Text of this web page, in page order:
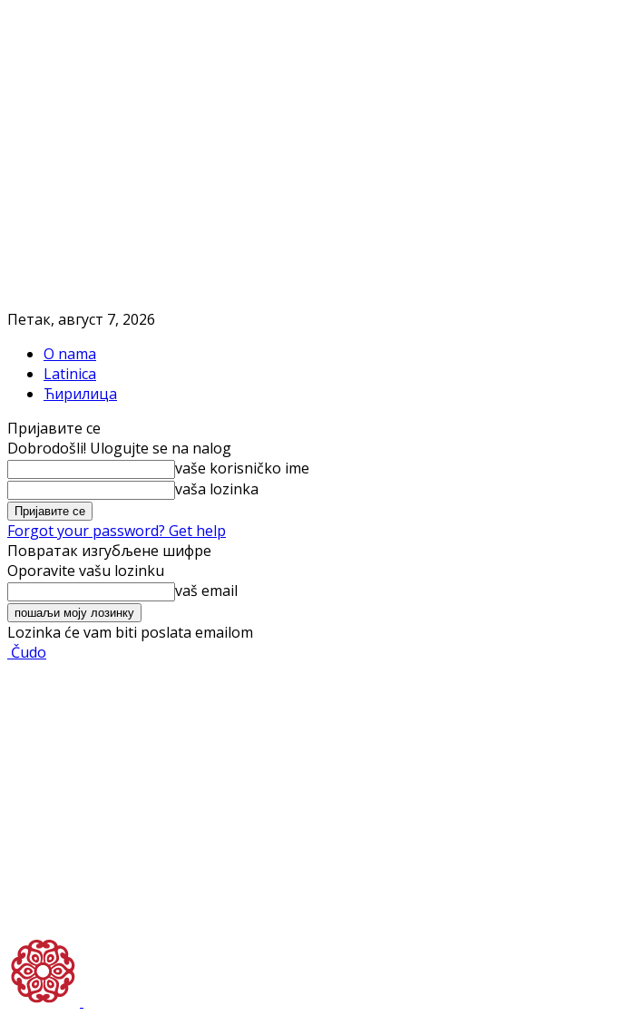
Петак, август 7, 2026
O nama
Latinica
Ћирилица
Пријавите се
Dobrodošli! Ulogujte se na nalog
vaše korisničko ime
vaša lozinka
Forgot your password? Get help
Повратак изгубљене шифре
Oporavite vašu lozinku
vaš email
Lozinka će vam biti poslata emailom
Čudo